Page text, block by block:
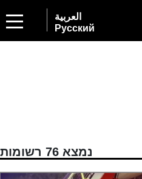
العربية
Русский
נמצא 76 רשומות
2